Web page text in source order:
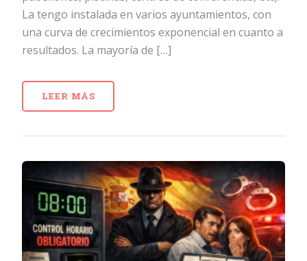
La tengo instalada en varios ayuntamientos, con
una curva de crecimientos exponencial en cuanto a
resultados. La mayoría de […]
LEER MÁS